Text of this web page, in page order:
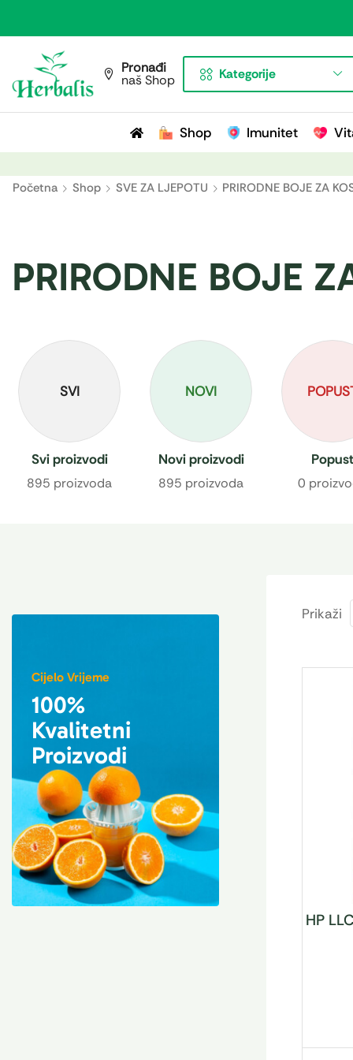
Pronađi
naš Shop Kategorije
Shop Imunitet
Početna Shop SVE ZA LJEPOTU PRIRODNE BOJE ZA
PRIRODNE BOJE
SVI
Svi proizvodi
895 proizvoda
NOVI
Novi proizvodi
895 proizvoda
Popust
0
Cijelo Vrijeme
100%
Kvalitetni
Proizvodi
Prikaži
HP